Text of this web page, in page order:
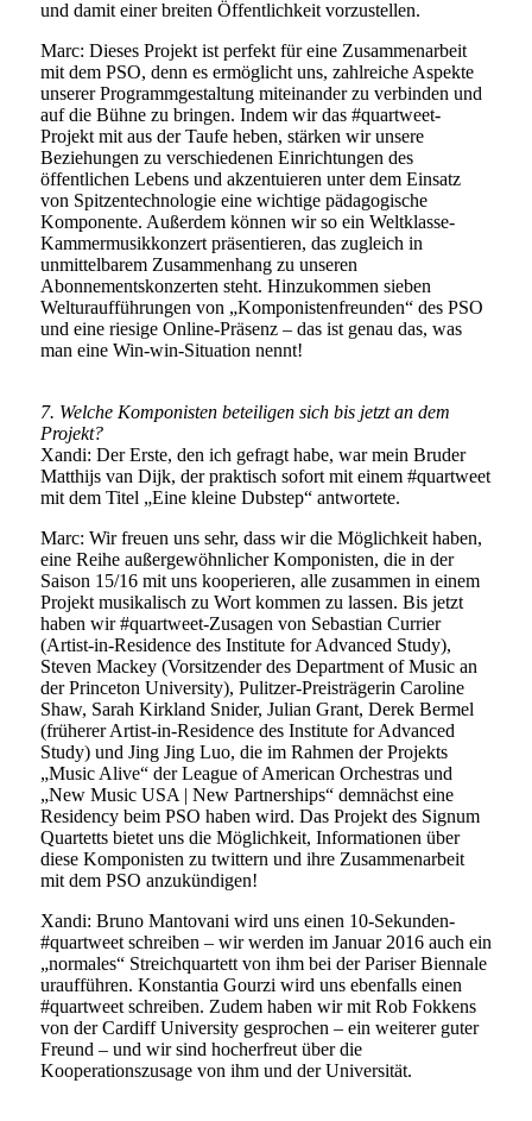
und damit einer breiten Öffentlichkeit vorzustellen.
Marc: Dieses Projekt ist perfekt für eine Zusammenarbeit
mit dem PSO, denn es ermöglicht uns, zahlreiche Aspekte
unserer Programmgestaltung miteinander zu verbinden und
auf die Bühne zu bringen. Indem wir das #quartweet-
Projekt mit aus der Taufe heben, stärken wir unsere
Beziehungen zu verschiedenen Einrichtungen des
öffentlichen Lebens und akzentuieren unter dem Einsatz
von Spitzentechnologie eine wichtige pädagogische
Komponente. Außerdem können wir so ein Weltklasse-
Kammermusikkonzert präsentieren, das zugleich in
unmittelbarem Zusammenhang zu unseren
Abonnementskonzerten steht. Hinzukommen sieben
Welturaufführungen von „Komponistenfreunden“ des PSO
und eine riesige Online-Präsenz – das ist genau das, was
man eine Win-win-Situation nennt!
7. Welche Komponisten beteiligen sich bis jetzt an dem
Projekt?
Xandi: Der Erste, den ich gefragt habe, war mein Bruder
Matthijs van Dijk, der praktisch sofort mit einem #quartweet
mit dem Titel „Eine kleine Dubstep“ antwortete.
Marc: Wir freuen uns sehr, dass wir die Möglichkeit haben,
eine Reihe außergewöhnlicher Komponisten, die in der
Saison 15/16 mit uns kooperieren, alle zusammen in einem
Projekt musikalisch zu Wort kommen zu lassen. Bis jetzt
haben wir #quartweet-Zusagen von Sebastian Currier
(Artist-in-Residence des Institute for Advanced Study),
Steven Mackey (Vorsitzender des Department of Music an
der Princeton University), Pulitzer-Preisträgerin Caroline
Shaw, Sarah Kirkland Snider, Julian Grant, Derek Bermel
(früherer Artist-in-Residence des Institute for Advanced
Study) und Jing Jing Luo, die im Rahmen der Projekts
„Music Alive“ der League of American Orchestras und
„New Music USA | New Partnerships“ demnächst eine
Residency beim PSO haben wird. Das Projekt des Signum
Quartetts bietet uns die Möglichkeit, Informationen über
diese Komponisten zu twittern und ihre Zusammenarbeit
mit dem PSO anzukündigen!
Xandi: Bruno Mantovani wird uns einen 10-Sekunden-
#quartweet schreiben – wir werden im Januar 2016 auch ein
„normales“ Streichquartett von ihm bei der Pariser Biennale
uraufführen. Konstantia Gourzi wird uns ebenfalls einen
#quartweet schreiben. Zudem haben wir mit Rob Fokkens
von der Cardiff University gesprochen – ein weiterer guter
Freund – und wir sind hocherfreut über die
Kooperationszusage von ihm und der Universität.